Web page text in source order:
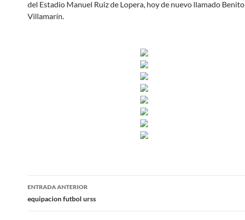
del Estadio Manuel Ruiz de Lopera, hoy de nuevo llamado Benito
Villamarín.
Navegación
de
ENTRADA ANTERIOR
equipacion futbol urss